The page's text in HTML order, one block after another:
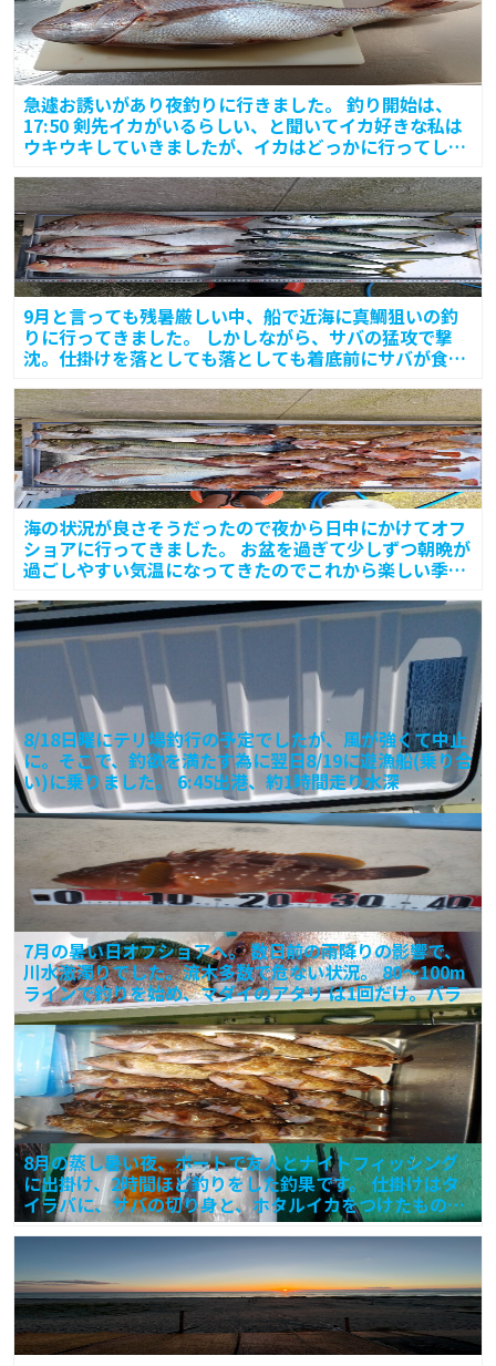
急遽お誘いがあり夜釣りに行きました。 釣り開始は、
17:50 剣先イカがいるらしい、と聞いてイカ好きな私は
ウキウキしていきましたが、イカはどっかに行ってしま
9月と言っても残暑厳しい中、船で近海に真鯛狙いの釣
りに行ってきました。 しかしながら、サバの猛攻で撃
沈。仕掛けを落としても落としても着底前にサバが食い
海の状況が良さそうだったので夜から日中にかけてオフ
ショアに行ってきました。 お盆を過ぎて少しずつ朝晩が
過ごしやすい気温になってきたのでこれから楽しい季節
8/18日曜にテリ場釣行の予定でしたが、風が強くて中止
に。そこで、釣欲を満たす為に翌日8/19に遊漁船(乗り合
い)に乗りました。 6:45出港、約1時間走り水深
7月の暑い日オフショアへ。 数日前の雨降りの影響で、
川水激濁りでした。流木多数で危ない状況。 80～100m
ラインで釣りを始め、マダイのアタリ は1回だけ。バラ
8月の蒸し暑い夜、ボートで友人とナイトフィッシング
に出掛け、2時間ほど釣りをした釣果です。 仕掛けはタ
イラバに、サバの切り身と、ホタルイカをつけたもの。
キジハ